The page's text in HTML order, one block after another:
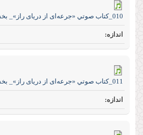
010_كتاب صوتي «جرعه‌ای از دریای راز»_ بخش نخست، گفتار هفتم
011_كتاب صوتي «جرعه‌ای از دریای راز»_ بخش نخست، گفتار هشتم